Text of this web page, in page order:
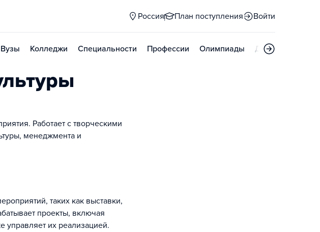
Россия План поступления Войти
Вузы Колледжи Специальности Профессии Олимпиады Дни открытых
Работает с творческими
менеджмента и
таких как выставки,
проекты, включая
управляет их реализацией.